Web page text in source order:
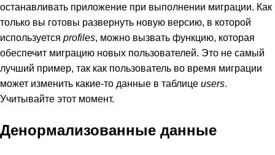
останавливать приложение при выполнении миграции. Как
только вы готовы развернуть новую версию, в которой
используется profiles , можно вызвать функцию, которая
обеспечит миграцию новых пользователей. Это не самый
лучший пример, так как пользователь во время миграции
может изменить какие-то данные в таблице users
Учитывайте этот момент.
Денормализованные данные